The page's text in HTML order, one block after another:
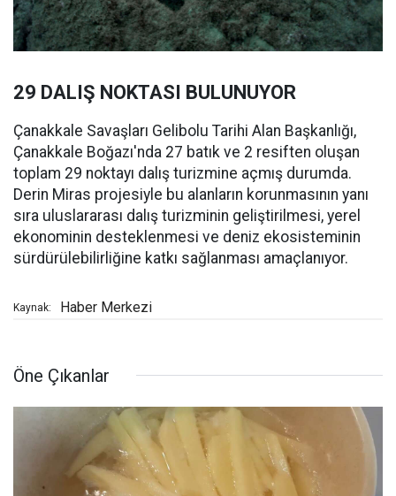
29 DALIŞ NOKTASI BULUNUYOR
Çanakkale Savaşları Gelibolu Tarihi Alan Başkanlığı,
Çanakkale Boğazı'nda 27 batık ve 2 resiften oluşan
toplam 29 noktayı dalış turizmine açmış durumda.
Derin Miras projesiyle bu alanların korunmasının yanı
sıra uluslararası dalış turizminin geliştirilmesi, yerel
ekonominin desteklenmesi ve deniz ekosisteminin
sürdürülebilirliğine katkı sağlanması amaçlanıyor.
Kaynak: Haber Merkezi
Öne Çıkanlar